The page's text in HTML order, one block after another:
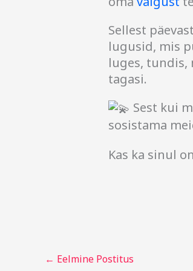
Sellest
lugusid, mis
luges, tundis,
tagasi.
Sest kui
sosistama
Kas ka sinul on
← Eelmine Postitus